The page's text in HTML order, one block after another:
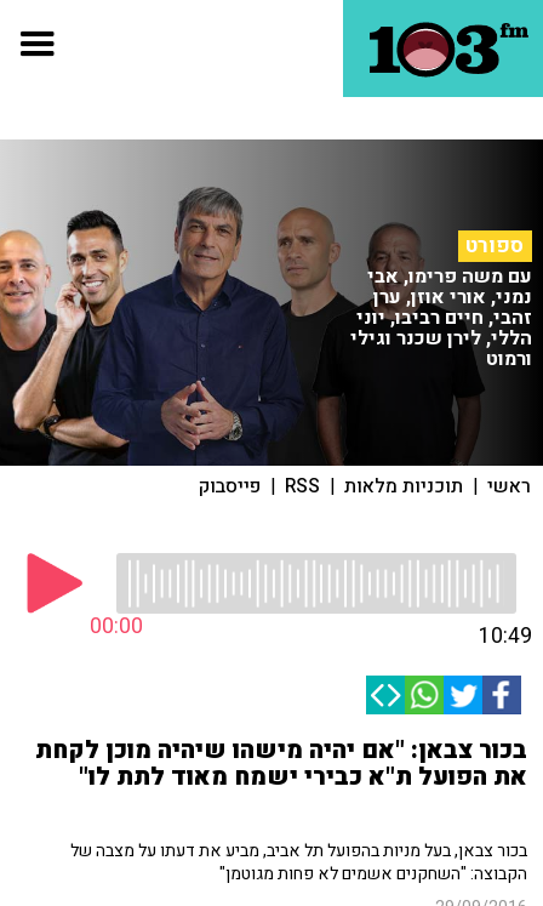
ספורט
עם משה פרימו, אבי
נמני, אורי אוזן, ערן
זהבי, חיים רביבו, יוני
הללי, לירן שכנר וגילי
ורמוט
ראשי | תוכניות מלאות |
RSS
| פייסבוק
00:00 10:49
בכור צבאן: "אם יהיה מישהו שיהיה מוכן לקחת
את הפועל ת"א כבירי ישמח מאוד לתת לו"
בכור צבאן, בעל מניות בהפועל תל אביב, מביע את דעתו על מצבה של
הקבוצה: "השחקנים אשמים לא פחות מגוטמן"